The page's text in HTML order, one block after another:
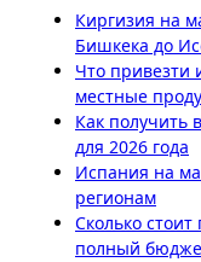
Киргизия на
Бишкека до
Что привезти
местные
Как получить
для 2026 года
Испания на
регионам
Сколько
полный